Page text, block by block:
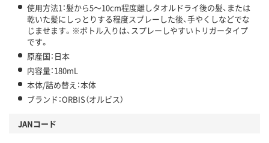
使用方法1：髪から5～10cm程度離しタオルドライ後の髪、または
乾いた髪にしっとりする程度スプレーした後、手やくしなどでな
じませます。※ボトル入りは、スプレーしやすいトリガータイプ
です。
原産国：日本
内容量：180mL
本体/詰め替え：本体
ブランド：ORBIS（オルビス）
JANコード